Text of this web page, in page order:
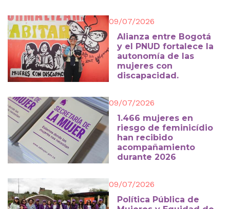
09/07/2026
Alianza entre Bogotá
y el PNUD fortalece la
autonomía de las
mujeres con
discapacidad.
09/07/2026
1.466 mujeres en
riesgo de feminicídio
han recibido
acompañamiento
durante 2026
09/07/2026
Política Pública de